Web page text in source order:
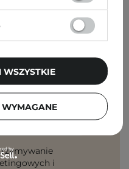
eksperckie porady,
na maila!
i